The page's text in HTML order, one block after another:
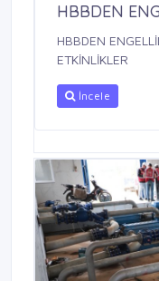
HBBDEN
HBBDEN
ETKİNLİKLER
İncele